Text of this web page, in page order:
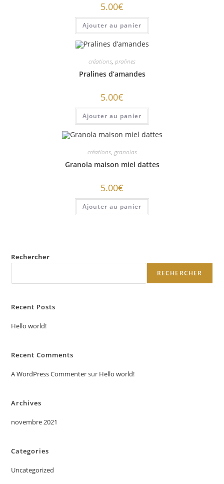
5.00€
Ajouter au panier
créations, pralines
Pralines d’amandes
5.00€
Ajouter au panier
créations, granolas
Granola maison miel dattes
5.00€
Ajouter au panier
Rechercher
RECHERCHER
Recent Posts
Hello world!
Recent Comments
A WordPress Commentersur Hello world!
Archives
novembre 2021
Categories
Uncategorized